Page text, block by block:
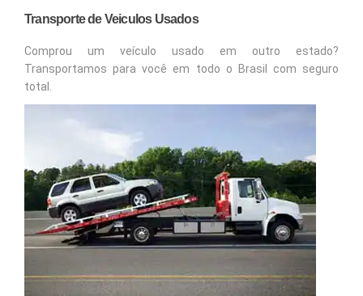
Transporte de Veiculos Usados
Comprou um veículo usado em outro estado?
Transportamos para você em todo o Brasil com seguro
total.